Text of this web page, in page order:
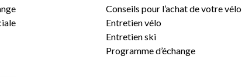
Conseils pour l’achat de votre vélo
Entretien vélo
Entretien ski
Programme d’échange